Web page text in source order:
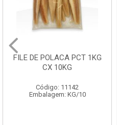
FILE DE POLACA PCT 1KG
CX 10KG
Código: 11142
Embalagem: KG/10